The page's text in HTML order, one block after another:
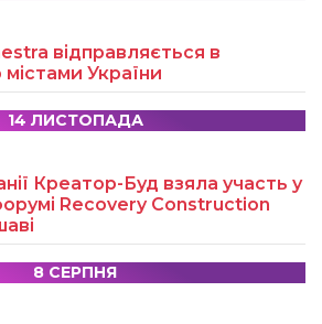
відправляється в
України
14 ЛИСТОПАДА
Креатор-Буд взяла участь у
Recovery Construction
8 СЕРПНЯ